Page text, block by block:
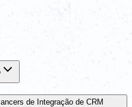
de Integração de CRM